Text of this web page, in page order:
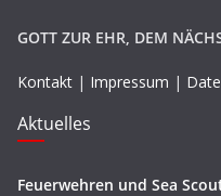
GOTT ZUR EHR, DEM
Kontakt | Impressum |
Aktuelles
Feuerwehren und Sea